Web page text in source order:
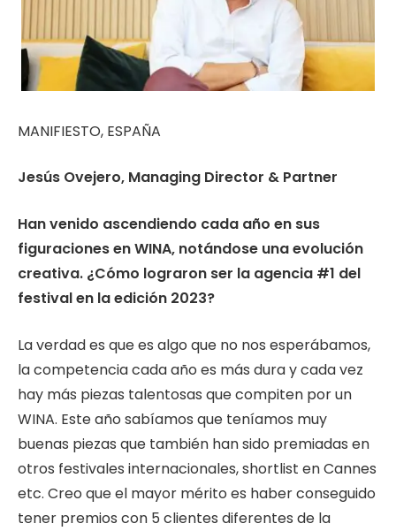
MANIFIESTO, ESPAÑA
Jesús Ovejero, Managing Director & Partner
Han venido ascendiendo cada año en sus
figuraciones en WINA, notándose una evolución
creativa. ¿Cómo lograron ser la agencia #1 del
festival en la edición 2023?
La verdad es que es algo que no nos esperábamos,
la competencia cada año es más dura y cada vez
hay más piezas talentosas que compiten por un
WINA. Este año sabíamos que teníamos muy
buenas piezas que también han sido premiadas en
otros festivales internacionales, shortlist en Cannes
etc. Creo que el mayor mérito es haber conseguido
tener premios con 5 clientes diferentes de la